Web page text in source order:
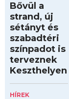
Bővül a
strand, új
sétányt és
szabadtéri
színpadot is
terveznek
Keszthelyen
HÍREK